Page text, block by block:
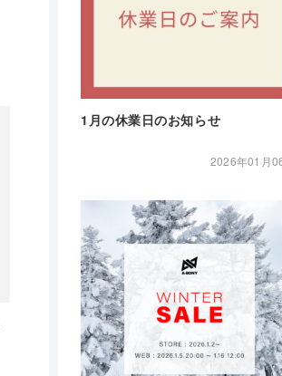
1月の休業日のお知らせ
2026年01月